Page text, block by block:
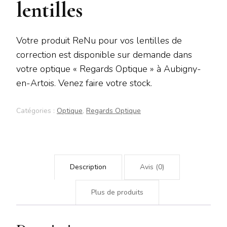
lentilles
Votre produit ReNu pour vos lentilles de
correction est disponible sur demande dans
votre optique « Regards Optique » à Aubigny-
en-Artois. Venez faire votre stock.
Catégories : Optique, Regards Optique
Description Avis (0)
Plus de produits